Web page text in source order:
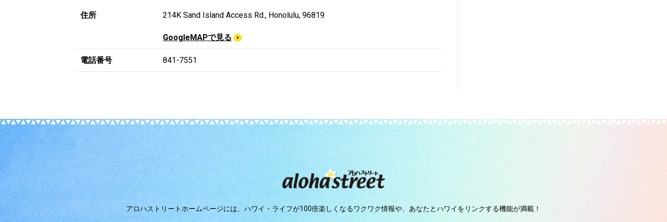
住所 214K Sand Island Access Rd., Honolulu, 96819
GoogleMAPで見る
電話番号 841-7551
アロハストリートホームページには、 ハワイ・ライフが100倍楽しくなるワクワク情報や、 あなたとハワイをリンクする機能が満載！